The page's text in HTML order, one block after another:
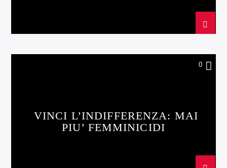
0
VINCI L’INDIFFERENZA: MAI
PIU’ FEMMINICIDI